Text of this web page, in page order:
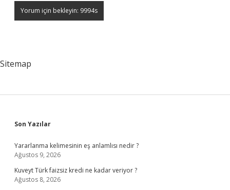
Sitemap
Sidebar
Son Yazılar
Yararlanma kelimesinin eş anlamlısı nedir ?
Ağustos 9, 2026
Kuveyt Türk faizsiz kredi ne kadar veriyor ?
Ağustos 8, 2026